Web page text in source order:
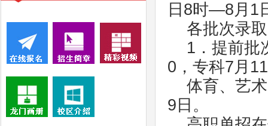
日8时—8月1
各批次录
1．提前批
0，专科7月
体育、艺
9日。